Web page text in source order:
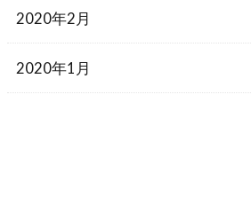
2020年2月
2020年1月